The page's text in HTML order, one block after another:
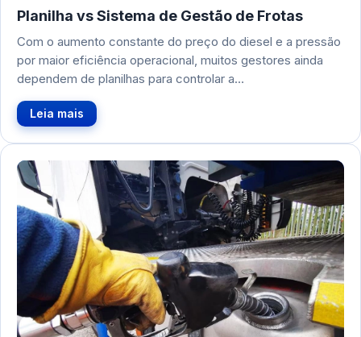
Planilha vs Sistema de Gestão de Frotas
Com o aumento constante do preço do diesel e a pressão
por maior eficiência operacional, muitos gestores ainda
dependem de planilhas para controlar a…
Leia mais